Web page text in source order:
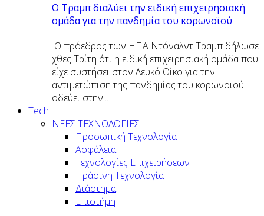
O Tραμπ διαλύει την ειδική επιχειρησιακή
ομάδα για την πανδημία του κορωνοϊού
Ο πρόεδρος των ΗΠΑ Ντόναλντ Τραμπ δήλωσε
χθες Τρίτη ότι η ειδική επιχειρησιακή ομάδα που
είχε συστήσει στον Λευκό Οίκο για την
αντιμετώπιση της πανδημίας του κορωνοϊού
οδεύει στην...
Tech
ΝΕΕΣ ΤΕΧΝΟΛΟΓΙΕΣ
Προσωπική Τεχνολογία
Ασφάλεια
Τεχνολογίες Επιχειρήσεων
Πράσινη Τεχνολογία
Διάστημα
Επιστήμη